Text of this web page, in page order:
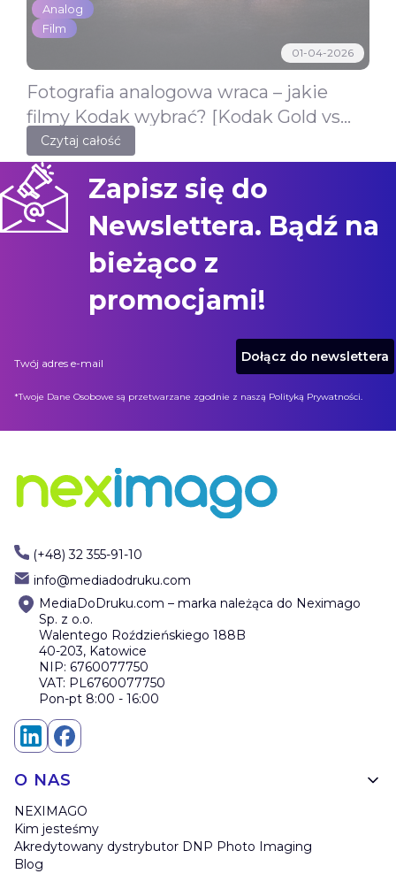
Analog
Film
01-04-2026
Fotografia analogowa wraca – jakie
filmy Kodak wybrać? [Kodak Gold vs
ColorPlus]
Czytaj całość
Zapisz się do
Newslettera. Bądź na
bieżąco z
promocjami!
Twój adres e-mail Dołącz do newslettera
*Twoje Dane Osobowe są przetwarzane zgodnie z naszą Polityką Prywatności.
(+48) 32 355-91-10
info@mediadodruku.com
MediaDoDruku.com – marka należąca do Neximago
Sp. z o.o.
Walentego Roździeńskiego 188B
40-203, Katowice
NIP: 6760077750
VAT: PL6760077750
Pon-pt 8:00 - 16:00
Linki w stopce
O NAS
NEXIMAGO
Kim jesteśmy
Akredytowany dystrybutor DNP Photo Imaging
Blog